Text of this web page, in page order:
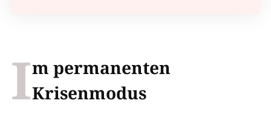
Im permanenten
Krisenmodus